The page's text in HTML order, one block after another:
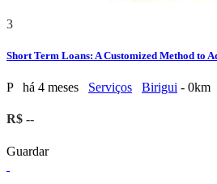
3
Short Term Loans: A Customized Method to
P há 4 meses Serviços Birigui - 0km
R$ --
Guardar